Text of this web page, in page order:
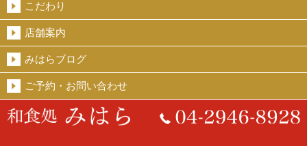
こだわり
店舗案内
みはらブログ
ご予約・お問い合わせ